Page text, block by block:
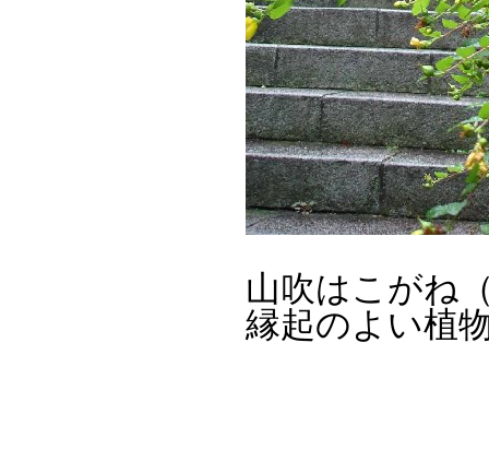
山吹はこがね
縁起のよい植